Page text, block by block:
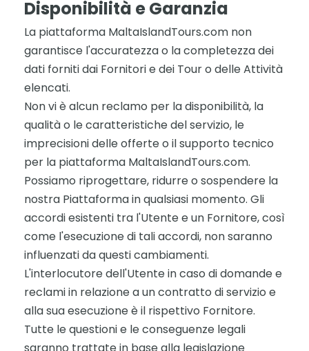
Disponibilità e Garanzia
La piattaforma MaltaIslandTours.com non
garantisce l'accuratezza o la completezza dei
dati forniti dai Fornitori e dei Tour o delle Attività
elencati.
Non vi è alcun reclamo per la disponibilità, la
qualità o le caratteristiche del servizio, le
imprecisioni delle offerte o il supporto tecnico
per la piattaforma MaltaIslandTours.com.
Possiamo riprogettare, ridurre o sospendere la
nostra Piattaforma in qualsiasi momento. Gli
accordi esistenti tra l'Utente e un Fornitore, così
come l'esecuzione di tali accordi, non saranno
influenzati da questi cambiamenti.
L'interlocutore dell'Utente in caso di domande e
reclami in relazione a un contratto di servizio e
alla sua esecuzione è il rispettivo Fornitore.
Tutte le questioni e le conseguenze legali